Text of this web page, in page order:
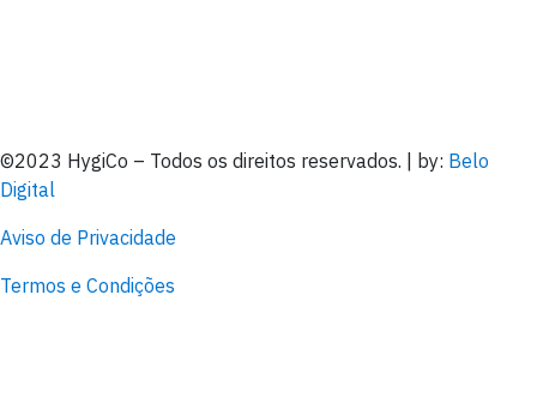
©2023 HygiCo – Todos os direitos reservados. | by: Belo
Digital
Aviso de Privacidade
Termos e Condições